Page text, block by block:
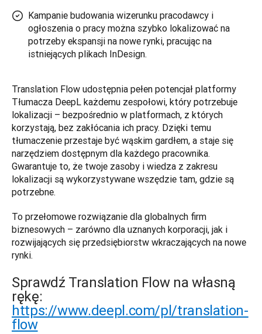
Kampanie budowania wizerunku pracodawcy i
ogłoszenia o pracy można szybko lokalizować na
potrzeby ekspansji na nowe rynki, pracując na
istniejących plikach InDesign.
Translation Flow udostępnia pełen potencjał platformy
Tłumacza DeepL każdemu zespołowi, który potrzebuje
lokalizacji – bezpośrednio w platformach, z których
korzystają, bez zakłócania ich pracy. Dzięki temu
tłumaczenie przestaje być wąskim gardłem, a staje się
narzędziem dostępnym dla każdego pracownika.
Gwarantuje to, że twoje zasoby i wiedza z zakresu
lokalizacji są wykorzystywane wszędzie tam, gdzie są
potrzebne.
To przełomowe rozwiązanie dla globalnych firm
biznesowych – zarówno dla uznanych korporacji, jak i
rozwijających się przedsiębiorstw wkraczających na nowe
rynki.
Sprawdź Translation Flow na własną
rękę:
https://www.deepl.com/pl/translation-
flow